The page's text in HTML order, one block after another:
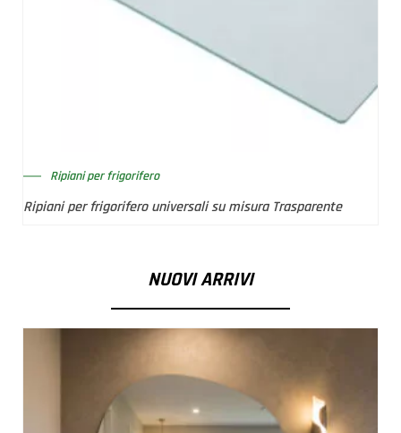
Ripiani per frigorifero
Ripiani per frigorifero universali su misura Trasparente
NUOVI ARRIVI